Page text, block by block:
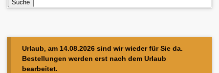
Suche
Urlaub, am 14.08.2026 sind wir wieder für Sie da.
Bestellungen werden erst nach dem Urlaub
bearbeitet.